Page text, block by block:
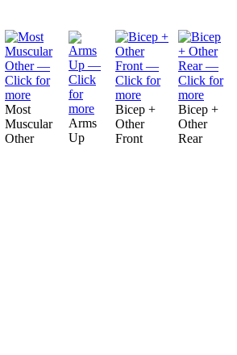
Most
Muscular
Other
Arms
Up
Bicep +
Other
Front
Bicep +
Other
Rear